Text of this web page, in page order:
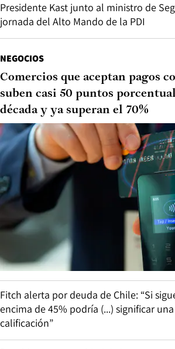
Presidente Kast junto al ministro de
jornada del Alto Mando de la PDI
NEGOCIOS
Comercios que aceptan pagos
suben casi 50 puntos
década y ya superan el 70%
Fitch alerta por deuda de Chile: “Si
encima de 45% podría (...) significar
calificación”